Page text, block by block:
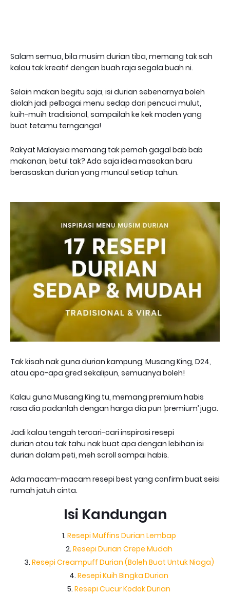
Salam semua, bila musim durian tiba, memang tak sah
kalau tak kreatif dengan buah raja segala buah ni.
Selain makan begitu saja, isi durian sebenarnya boleh
diolah jadi pelbagai menu sedap dari pencuci mulut,
kuih-muih tradisional, sampailah ke kek moden yang
buat tetamu ternganga!
Rakyat Malaysia memang tak pernah gagal bab bab
makanan, betul tak? Ada saja idea masakan baru
berasaskan durian yang muncul setiap tahun.
Tak kisah nak guna durian kampung, Musang King, D24,
atau apa-apa gred sekalipun, semuanya boleh!
Kalau guna Musang King tu, memang premium habis
rasa dia padanlah dengan harga dia pun ‘premium’ juga.
Jadi kalau tengah tercari-cari inspirasi resepi
durian atau tak tahu nak buat apa dengan lebihan isi
durian dalam peti, meh scroll sampai habis.
Ada macam-macam resepi best yang confirm buat seisi
rumah jatuh cinta.
Isi Kandungan
Resepi Muffins Durian Lembap
Resepi Durian Crepe Mudah
Resepi Creampuff Durian (Boleh Buat Untuk Niaga)
Resepi Kuih Bingka Durian
Resepi Cucur Kodok Durian